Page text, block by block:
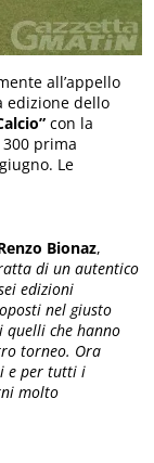
all’appello
edizione dello
con la
prima
Le
Bionaz,
di un autentico
edizioni
nel giusto
che hanno
torneo. Ora
e per tutti i
molto